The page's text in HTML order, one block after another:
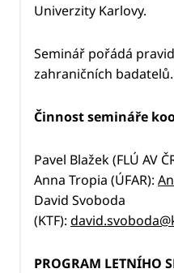
Univerzity Karlovy.
Seminář pořádá
zahraničních badatelů.
Činnost semináře
Pavel Blažek (FLÚ AV
Anna Tropia (ÚFAR):
David Svoboda
(KTF):
PROGRAM LETNÍHO